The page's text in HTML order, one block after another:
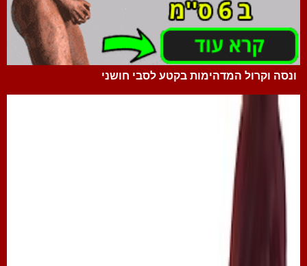
ונסה וקרול המדהימות בקטע לסבי חושני